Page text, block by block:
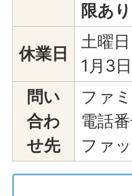
限あり
休業日
土曜
1月3日
問い
合わ
せ先
ファ
電話
ファ